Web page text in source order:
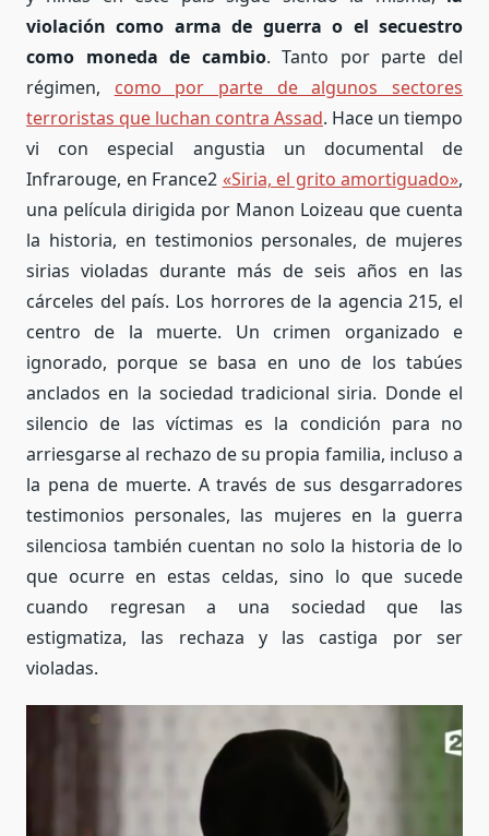
violación como arma de guerra o el secuestro
como moneda de cambio. Tanto por parte del
régimen, como por parte de algunos sectores
terroristas que luchan contra Assad. Hace un tiempo
vi con especial angustia un documental de
Infrarouge, en France2 «Siria, el grito amortiguado»,
una película dirigida por Manon Loizeau que cuenta
la historia, en testimonios personales, de mujeres
sirias violadas durante más de seis años en las
cárceles del país. Los horrores de la agencia 215, el
centro de la muerte. Un crimen organizado e
ignorado, porque se basa en uno de los tabúes
anclados en la sociedad tradicional siria. Donde el
silencio de las víctimas es la condición para no
arriesgarse al rechazo de su propia familia, incluso a
la pena de muerte. Através de sus desgarradores
testimonios personales, las mujeres en la guerra
silenciosa también cuentan no solo la historia de lo
que ocurre en estas celdas, sino lo que sucede
cuando regresan a una sociedad que las
estigmatiza, las rechaza y las castiga por ser
violadas.